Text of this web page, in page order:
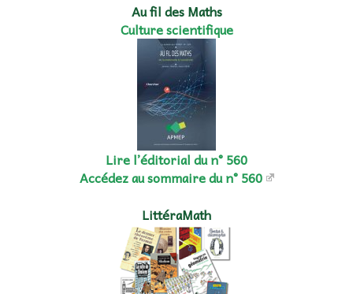
Au fil des Maths
Culture scientifique
Lire l’éditorial du n° 560
Accédez au sommaire du n° 560
LittéraMath